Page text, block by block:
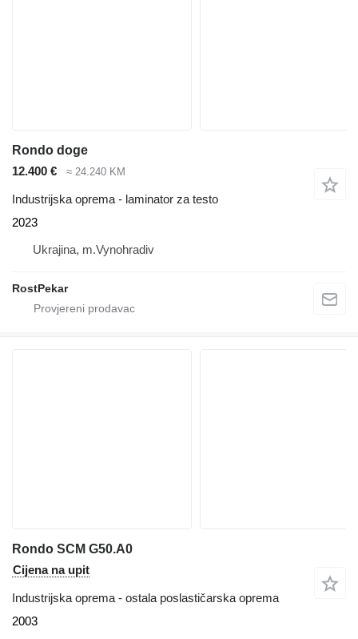
Rondo doge
12.400 €
≈ 24.240 KM
Industrijska oprema - laminator za testo
2023
Ukrajina, m.Vynohradiv
RostPekar
Rondo SCM G50.A0
Cijena na upit
Industrijska oprema - ostala poslastičarska oprema
2003